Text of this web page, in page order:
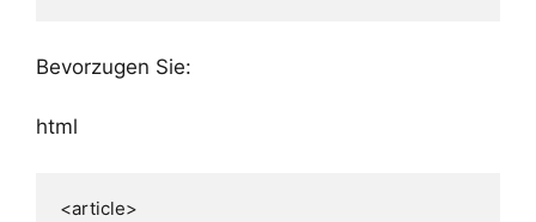
Bevorzugen Sie:
html
<article>